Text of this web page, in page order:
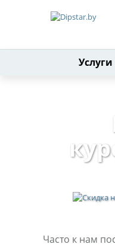
Главная
Услуги
Часто к нам